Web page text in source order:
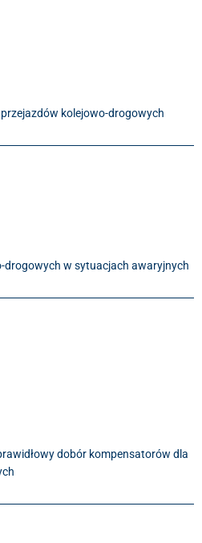
kolejowo-drogowych
drogowych w sytuacjach awaryjnych
dobór kompensatorów dla